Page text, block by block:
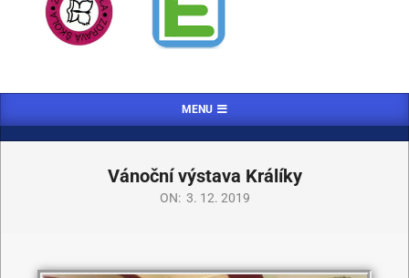
MENU
Vánoční výstava Králíky
ON: 3. 12. 2019